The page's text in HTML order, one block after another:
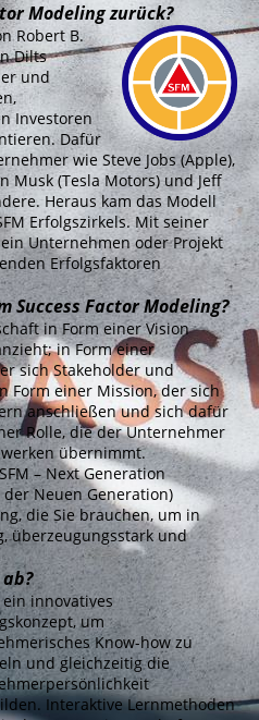
Modeling zurück?
Robert B.
Dilts
und
Investoren
Dafür
wie Steve Jobs (Apple),
Musk (Tesla Motors) und Jeff
Heraus kam das Modell
Erfolgszirkels. Mit seiner
Unternehmen oder Projekt
Erfolgsfaktoren
Success Factor Modeling?
in Form einerVision
in Form einer
sich Stakeholder und
Form einer Mission, der sich
anschließen und sich dafür
Rolle, die der Unternehmer
übernimmt.
– Next Generation
Neuen Generation)
die Sie brauchen, um in
überzeugungsstark und
ein innovatives
um
Know-how zu
und gleichzeitig die
Interaktive Lernmethoden